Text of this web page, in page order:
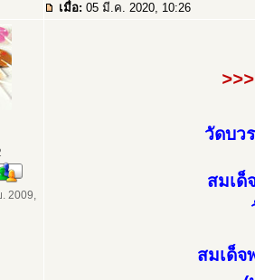
เมื่อ: 05 มี.ค. 2020, 10:26
2009,
วัดบว
สมเด็
สมเด็จ